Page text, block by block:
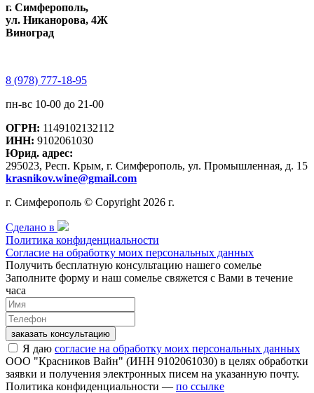
г. Симферополь,
ул. Никанорова, 4Ж
Виноград
8 (978) 777-18-95
пн-вс 10-00 до 21-00
ОГРН: 1149102132112
ИНН: 9102061030
Юрид. адрес:
295023, Респ. Крым, г. Симферополь, ул. Промышленная, д. 15
krasnikov.wine@gmail.com
г. Симферополь © Copyright 2026 г.
Сделано в
Политика конфиденциальности
Согласие на обработку моих персональных данных
Получить бесплатную консультацию нашего сомелье
Заполните форму и наш сомелье свяжется с Вами в течение
часа
заказать консультацию
Я даю согласие на обработку моих персональных данных
ООО "Красников Вайн" (ИНН 9102061030) в целях обработки
заявки и получения электронных писем на указанную почту.
Политика конфиденциальности — по ссылке